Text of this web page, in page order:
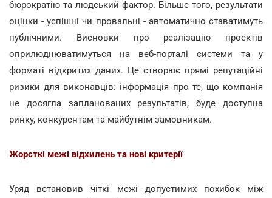
бюрократію та людський фактор. Більше того, результати
оцінки - успішні чи провальні - автоматично ставатимуть
публічними. Висновки про реалізацію проектів
оприлюднюватимуться на веб-порталі системи та у
форматі відкритих даних. Це створює прямі репутаційні
ризики для виконавців: інформація про те, що компанія
не досягла запланованих результатів, буде доступна
ринку, конкурентам та майбутнім замовникам.
Жорсткі межі відхилень та нові критерії
Уряд встановив чіткі межі допустимих похибок між